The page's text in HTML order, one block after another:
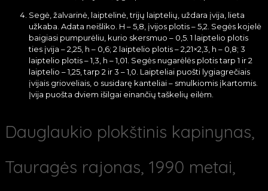
Segė, žalvarinė, laiptelinė, trijų laiptelių, uždara įvija, lieta
užkaba. Adata neišliko. H – 5,8, įvijos plotis – 5,2. Segės kojelė
baigiasi pumpurėliu, kurio skersmuo – 0,5. 1 laiptelio plotis
ties įvija – 2,25, h – 0,6; 2 laiptelio plotis – 2,21×2,3, h – 0,8; 3
laiptelio plotis – 1,3, h – 1,01. Segės nugarėlės plotis tarp 1 ir 2
laiptelio – 1,25, tarp 2 ir 3 – 1,0. Laipteliai puošti lygiagrečiais
įvijais grioveliais, o susidarę kanteliai – smulkiomis įkartomis.
Įvija puošta dviem išilgai einančių taškelių eilėm.
Dauglaukio plokštinis kapinynas,
Tauragės rajonas, 1990 metai,